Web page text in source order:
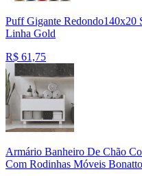
Puff Gigante Redondo140x20
Linha Gold
R$ 61,75
Armário Banheiro De Chão
Com Rodinhas Móveis Bonatto